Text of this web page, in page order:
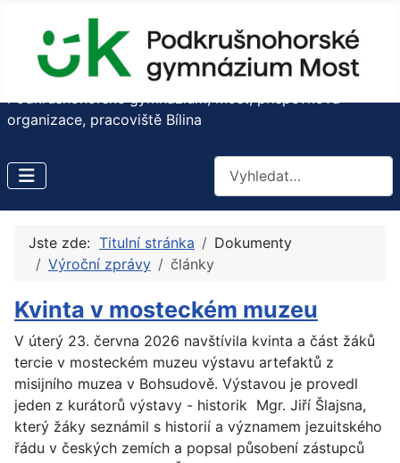
organizace, pracoviště Bílina
Hledat
Jste zde: Titulní stránka
Dokumenty
Výroční zprávy
články
Kvinta v mosteckém muzeu
V úterý 23. června 2026 navštívila kvinta a část žáků
tercie v mosteckém muzeu výstavu artefaktů z
misijního muzea v Bohsudově. Výstavou je provedl
jeden z kurátorů výstavy - historik Mgr. Jiří Šlajsna,
který žáky seznámil s historií a významem jezuitského
řádu v českých zemích a popsal působení zástupců